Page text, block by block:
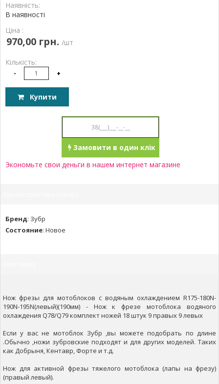
Наявність:
В наявності
Ціна :
970,00 грн. /шт
Кількість:
- +
Купити
Замовити в один клік
Экономьте свои деньги в нашем интернет магазине
Бренд: Зубр
Состояние: Новое
Нож фрезы для мотоблоков с водяным охлаждением R175-180N-
190N-195N(левый)(190мм) - Нож к фрезе мотоблока водяного
охлаждения Q78/Q79 комплект ножей 18 штук 9 правых 9 левых
Если у вас не мотоблок Зубр ,вы можете подобрать по длине
.Обычно ,ножи зубровские подходят и для других моделей. Таких
как Добрыня, Кентавр, Форте и т.д.
Нож для активной фрезы тяжелого мотоблока (лапы на фрезу)
(правый левый).